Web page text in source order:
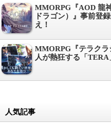
MMORPG『AOD 龍
ドラゴン）』事前登
え！
MMORPG『テラクラ
人が熱狂する「
人気記事